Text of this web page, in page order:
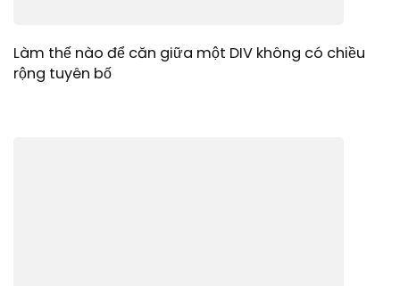
Làm thế nào để căn giữa một DIV không có chiều
rộng tuyên bố